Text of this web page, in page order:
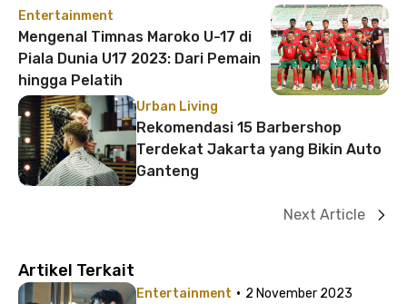
Entertainment
Mengenal Timnas Maroko U-17 di
Piala Dunia U17 2023: Dari Pemain
hingga Pelatih
Urban Living
Rekomendasi 15 Barbershop
Terdekat Jakarta yang Bikin Auto
Ganteng
Next Article
Artikel Terkait
Entertainment · 2 November 2023